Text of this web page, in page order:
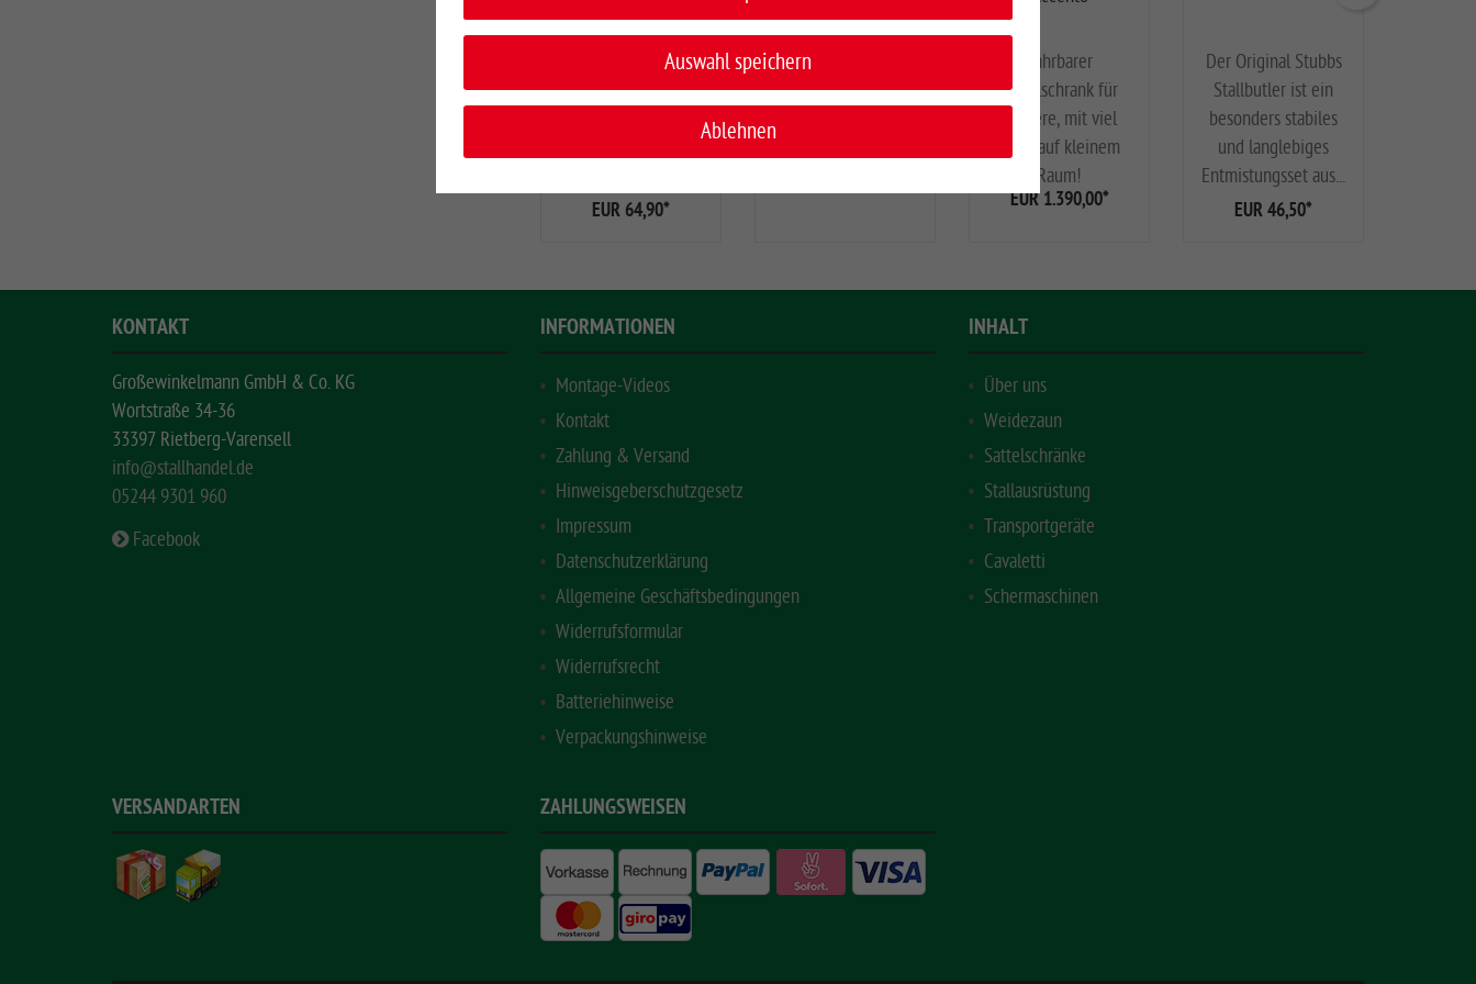
die tierfreundliche
Gummianbindung,
EUR 64,90*
Höhe ca. 80 cm x 80
cm
Fahrbarer
Sattelschrank für
Tuniere, mit viel
Platz auf kleinem
Raum!
EUR 1.390,00*
Der Original Stubbs
Stallbutler ist ein
besonders stabiles
und langlebiges
Entmistungsset aus...
EUR 46,50*
KONTAKT
Großewinkelmann GmbH & Co. KG
Wortstraße 34-36
33397 Rietberg-Varensell
info@stallhandel.de
05244 9301 960
Facebook
INFORMATIONEN
Montage-Videos
Kontakt
Zahlung & Versand
Hinweisgeberschutzgesetz
Impressum
Datenschutzerklärung
Allgemeine Geschäftsbedingungen
Widerrufsformular
Widerrufsrecht
Batteriehinweise
Verpackungshinweise
INHALT
Über uns
Weidezaun
Sattelschränke
Stallausrüstung
Transportgeräte
Cavaletti
Schermaschinen
VERSANDARTEN ZAHLUNGSWEISEN
Auswahl speichern
Ablehnen